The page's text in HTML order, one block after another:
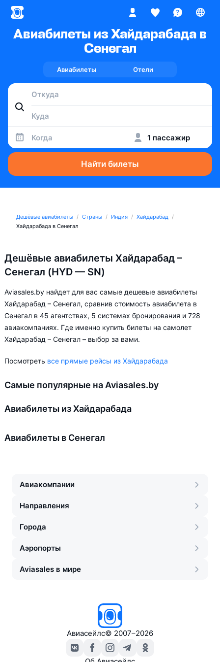
Авиабилеты из Хайдарабада в
Сенегал
Авиабилеты Отели
Когда 1 пассажир
Найти билеты
Дешёвые авиабилеты Страны Индия
Хайдарабад
Хайдарабада в Сенегал
Дешёвые авиабилеты Хайдарабад –
Сенегал (HYD — SN)
Aviasales.by найдет для вас самые дешевые авиабилеты
Хайдарабад – Сенегал, сравнив стоимость авиабилета в
Сенегал в 45 агентствах, 5 системах бронирования и 728
авиакомпаниях. Где именно купить билеты на самолет
Хайдарабад – Сенегал – выбор за вами.
Посмотреть все прямые рейсы из Хайдарабада
Самые популярные на Aviasales.by
Авиабилеты из Хайдарабада
Авиабилеты в Сенегал
Авиакомпании
Направления
Города
Аэропорты
Aviasales в мире
Авиасейлс© 2007–2026